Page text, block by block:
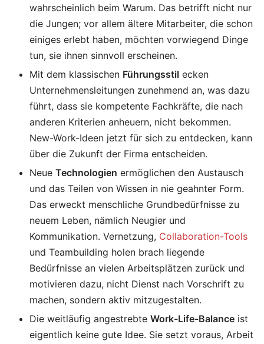
wahrscheinlich beim Warum. Das betrifft nicht nur
die Jungen; vor allem ältere Mitarbeiter, die schon
einiges erlebt haben, möchten vorwiegend Dinge
tun, sie ihnen sinnvoll erscheinen.
Mit dem klassischen Führungsstil ecken
Unternehmensleitungen zunehmend an, was dazu
führt, dass sie kompetente Fachkräfte, die nach
anderen Kriterien anheuern, nicht bekommen.
New-Work-Ideen jetzt für sich zu entdecken, kann
über die Zukunft der Firma entscheiden.
Neue Technologien ermöglichen den Austausch
und das Teilen von Wissen in nie geahnter Form.
Das erweckt menschliche Grundbedürfnisse zu
neuem Leben, nämlich Neugier und
Kommunikation. Vernetzung, Collaboration-Tools
und Teambuilding holen brach liegende
Bedürfnisse an vielen Arbeitsplätzen zurück und
motivieren dazu, nicht Dienst nach Vorschrift zu
machen, sondern aktiv mitzugestalten.
Die weitläufig angestrebte Work-Life-Balance ist
eigentlich keine gute Idee. Sie setzt voraus, Arbeit